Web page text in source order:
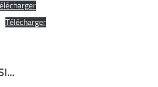
Télécharger